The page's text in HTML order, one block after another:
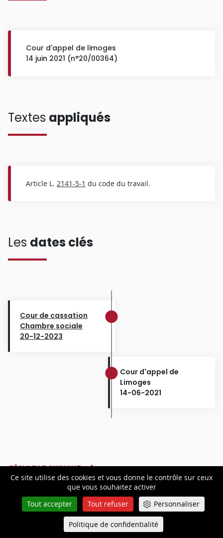
Ce site utilise des cookies et vous donne le contrôle sur ceux
que vous souhaitez activer
Tout accepter
Tout refuser Personnaliser
Politique de confidentialité
Cour d'appel de limoges
14 juin 2021 (n°20/00364)
Textes appliqués
Article L. 2141-5-1 du code du travail.
Les dates clés
Cour de cassation
Chambre sociale
20-12-2023
Cour d'appel de
Limoges
14-06-2021
RÉSULTAT SUIVANT
Restezinformé
Queue-Fair